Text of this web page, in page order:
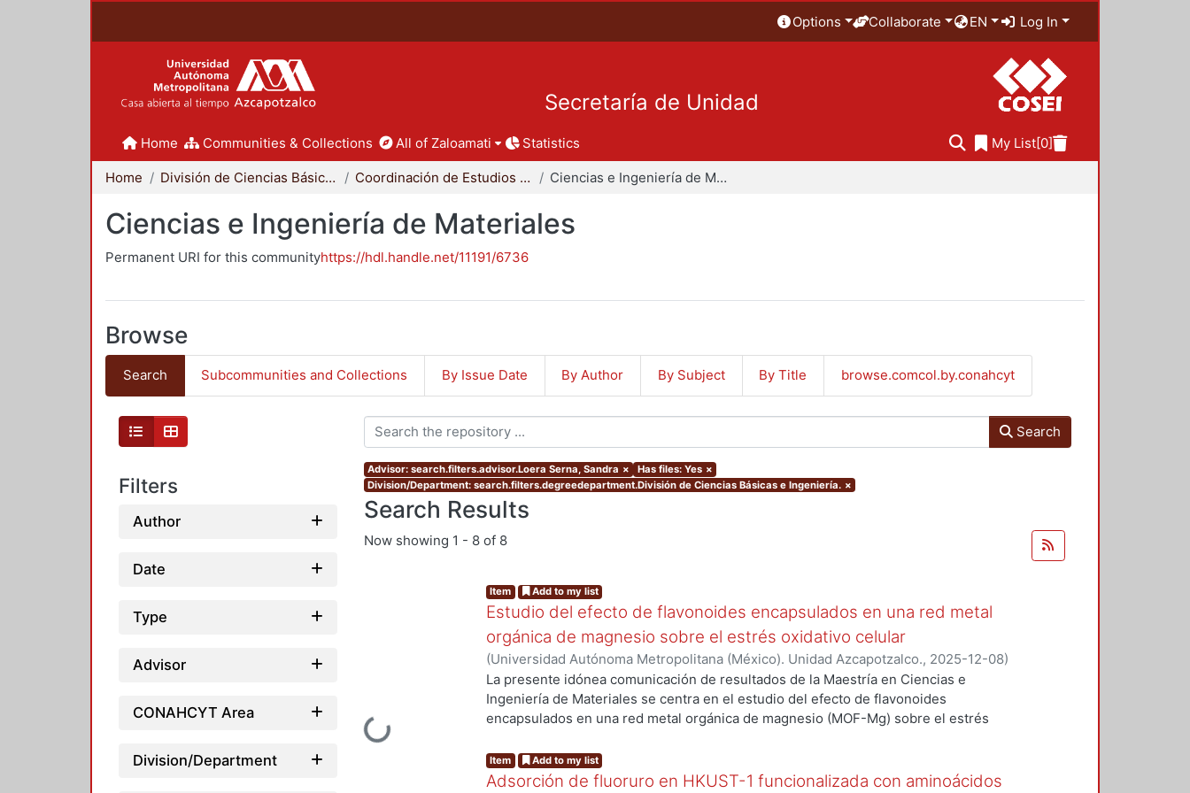
Options Collaborate EN Log In
Secretaría de Unidad
Home Communities & Collections All of Zaloamati Statistics My List[0]
Home División de Ciencias Básicas e Ingeniería Coordinación de Estudios de Posgrado - CBI Ciencias e Ingeniería de Materiales
Ciencias e Ingeniería de Materiales
Permanent URI for this communityhttps://hdl.handle.net/11191/6736
Browse
Search Subcommunities and Collections By Issue Date By Author By Subject By Title browse.comcol.by.conahcyt
Filters
Author
Date
Type
Advisor
CONAHCYT Area
Division/Department
Search
Advisor: search.filters.advisor.Loera Serna, Sandra × Has files: Yes ×
Division/Department: search.filters.degreedepartment.División de Ciencias Básicas e Ingeniería. ×
Search Results
Now showing 1 - 8 of 8
Loading...
Item Add to my list
Estudio del efecto de flavonoides encapsulados en una red metal
orgánica de magnesio sobre el estrés oxidativo celular
(Universidad Autónoma Metropolitana (México). Unidad Azcapotzalco., 2025-12-08)
Mora Vargas, Etnia Valeria
La presente idónea comunicación de resultados de la Maestría en Ciencias e
Ingeniería de Materiales se centra en el estudio del efecto de flavonoides
encapsulados en una red metal orgánica de magnesio (MOF-Mg) sobre el estrés
oxígeno (ROS), lo que conduce a daños en biomoléculas y contribuye al desarrollo
de diversas enfermedades, como las cardiovasculares, el cáncer y las
Item Add to my list
Adsorción de fluoruro en HKUST-1 funcionalizada con aminoácidos